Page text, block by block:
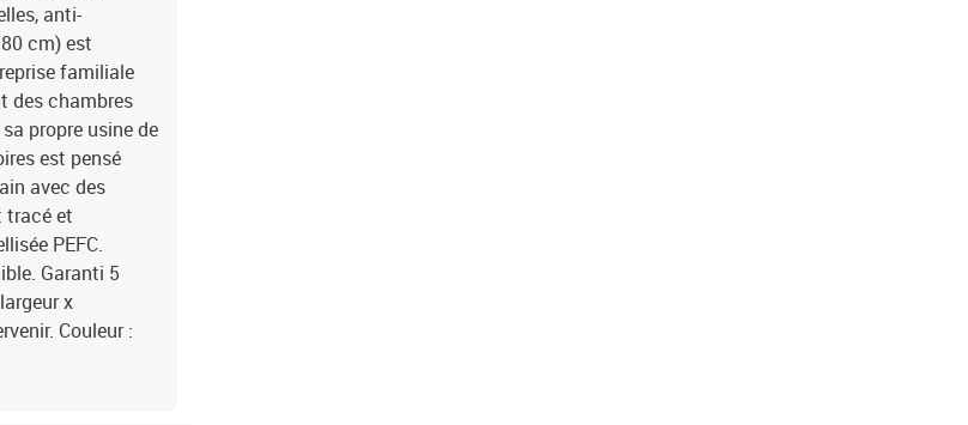
anti-
cm) est
familiale
des chambres
propre usine de
est pensé
avec des
tracé et
PEFC.
Garanti 5
x
Couleur :